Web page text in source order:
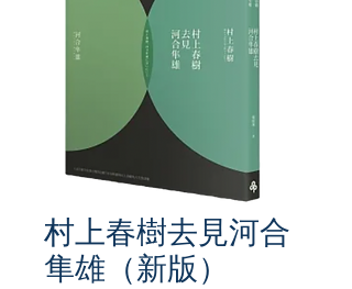
村上春樹去見河合
隼雄（新版）